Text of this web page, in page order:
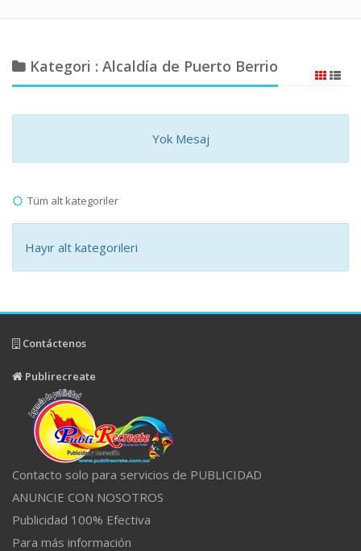
Kategori : Alcaldía de Puerto Berrio
Yok Mesaj
Tüm alt kategoriler
Hayır alt kategorileri
Contáctenos
Publirecreate
Contacto solo para servicios de PUBLICIDAD
ANUNCIE CON NOSOTROS
Publicidad 100% Efectiva
Para más información